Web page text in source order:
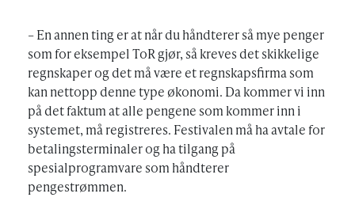
– En annen ting er at når du håndterer så mye penger
som for eksempel ToR gjør, så kreves det skikkelige
regnskaper og det må være et regnskapsfirma som
kan nettopp denne type økonomi. Da kommer vi inn
på det faktum at alle pengene som kommer inn i
systemet, må registreres. Festivalen må ha avtale for
betalingsterminaler og ha tilgang på
spesialprogramvare som håndterer
pengestrømmen.